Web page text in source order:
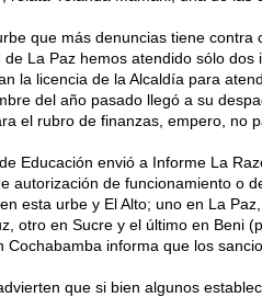
que más denuncias tiene
de La Paz hemos atendido sólo
la licencia de la Alcaldía para
del año pasado llegó a su
el rubro de finanzas, empero, no
Educación envió a Informe La
autorización de funcionamiento o
esta urbe y El Alto; uno en La
otro en Sucre y el último en Beni
Cochabamba informa que los
que si bien algunos